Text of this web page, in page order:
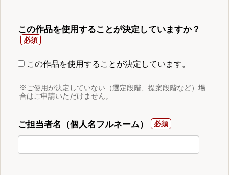
この作品を使用することが決定していますか？
この作品を使用することが決定しています。
※ご使用が決定していない（選定段階、提案段階など）場
合はご申請いただけません。
ご担当者名（個人名フルネーム）